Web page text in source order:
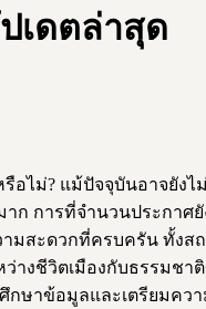
เดตล่าสุด
ไม่? แม้ปัจจุบันอาจยั
าก การที่จำนวนประก
สะดวกที่ครบครัน ทั้ง
งชีวิตเมืองกับธรรมชา
ษาข้อมูลและเตรียมค